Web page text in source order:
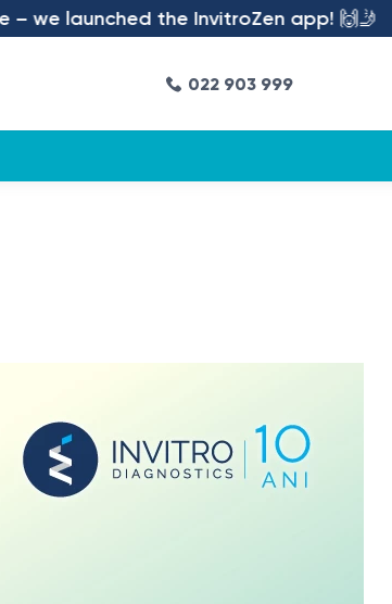
launched the InvitroZen app! 🙌🤳
022 903 999